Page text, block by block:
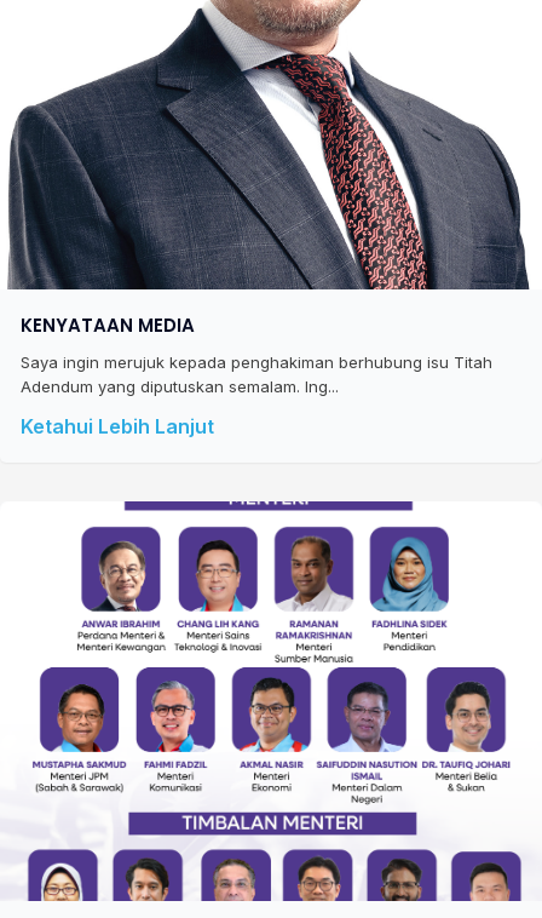
KENYATAAN MEDIA
Saya ingin merujuk kepada penghakiman berhubung isu Titah
Adendum yang diputuskan semalam. Ing...
Ketahui Lebih Lanjut